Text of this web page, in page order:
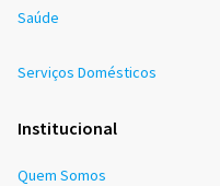
Saúde
Serviços Domésticos
Institucional
Quem Somos